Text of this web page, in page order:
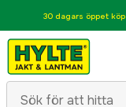
30 dagars öppet köp